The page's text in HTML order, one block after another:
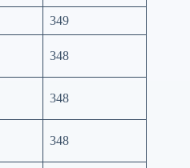
349
348
348
348